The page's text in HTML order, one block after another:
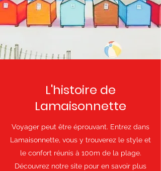
L'histoire de
Lamaisonnette
Voyager peut être éprouvant. Entrez dans
Lamaisonnette, vous y trouverez le style et
le confort réunis à 100m de la plage.
Découvrez notre site pour en savoir plus